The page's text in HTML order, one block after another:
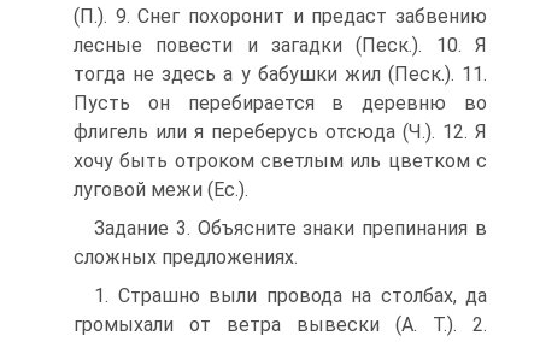
(П.). 9. Снег похоронит и предаст забвению
лесные повести и загадки (Песк.). 10. Я
тогда не здесь а у бабушки жил (Песк.). 11.
Пусть он перебирается в деревню во
флигель или я переберусь отсюда (Ч.). 12. Я
хочу быть отроком светлым иль цветком с
луговой межи (Ес.).
Задание 3. Объясните знаки препинания в
сложных предложениях.
1. Страшно выли провода на столбах, да
громыхали от ветра вывески (А. Т.). 2.